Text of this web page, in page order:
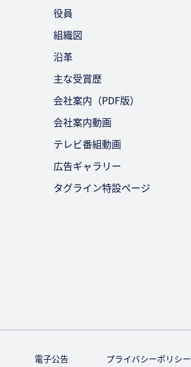
役員
組織図
沿革
主な受賞歴
会社案内（PDF版）
会社案内動画
テレビ番組動画
広告ギャラリー
タグライン特設ページ
電子公告 プライバシーポリシー